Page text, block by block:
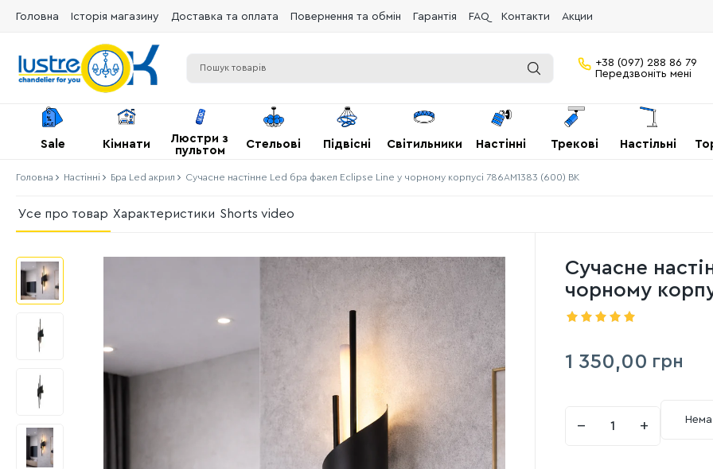
Головна Історія магазину Доставка та оплата Повернення та обмін Гарантія FAQ Контакти Акции
+38 (097) 288 86 79
Передзвоніть мені
Sale Кімнати
Люстри з
пультом
Стельові Підвісні Світильники Настінні Трекові Настільні
Головна Настінні Бра Led акрил Сучасне настінне Led бра факел Eclipse Line у ​​чорному корпусі 786AM1383 (600) BK
Усе про товар Характеристики Shorts video
Сучасне
чорному
1 350,00 грн
− +